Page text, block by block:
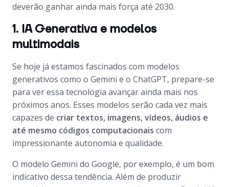
deverão ganhar ainda mais força até 2030.
1. IA Generativa e modelos
multimodais
Se hoje já estamos fascinados com modelos
generativos como o Gemini e o ChatGPT, prepare-se
para ver essa tecnologia avançar ainda mais nos
próximos anos. Esses modelos serão cada vez mais
capazes de criar textos, imagens, vídeos, áudios e
até mesmo códigos computacionais com
impressionante autonomia e qualidade.
O modelo Gemini do Google, por exemplo, é um bom
indicativo dessa tendência. Além de produzir